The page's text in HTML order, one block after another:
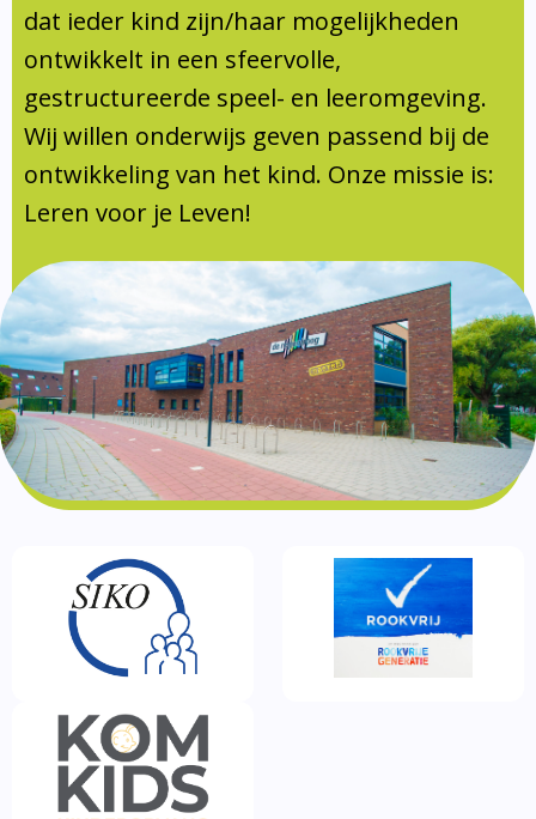
Schoolvakanties
Ouderraad
Medezeggenschapsraad
Documentatie
Formulieren
SIKO
Samenwerkingen
dat ieder kind zijn/haar mogelijkheden
ontwikkelt in een sfeervolle,
gestructureerde speel- en leeromgeving.
Wij willen onderwijs geven passend bij de
ontwikkeling van het kind. Onze missie is:
Leren voor je Leven!